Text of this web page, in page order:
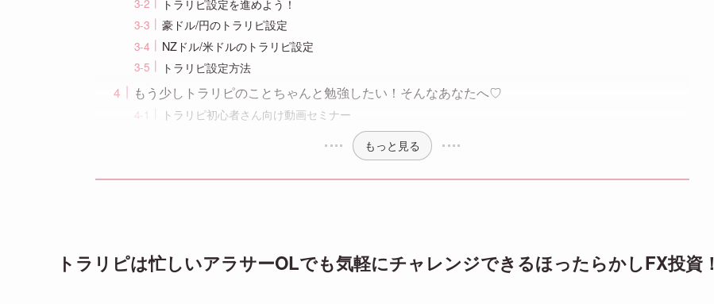
トラリピ設定を進めよう！
豪ドル/円のトラリピ設定
NZドル/米ドルのトラリピ設定
トラリピ設定方法
もう少しトラリピのことちゃんと勉強したい！そんなあなたへ♡
トラリピ初心者さん向け動画セミナー
もっと見る
トラリピは忙しいアラサーOLでも気軽にチャレンジできるほったらかしFX投資！